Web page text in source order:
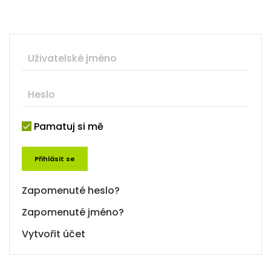
Pamatuj si mě
Přihlásit se
Zapomenuté heslo?
Zapomenuté jméno?
Vytvořit účet